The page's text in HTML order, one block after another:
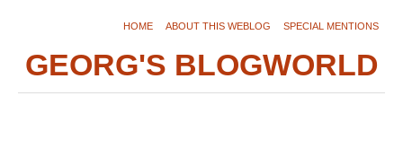
HOME ABOUT THIS WEBLOG SPECIAL MENTIONS
GEORG'S BLOGWORLD